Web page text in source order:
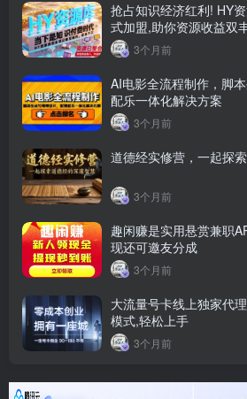
抢占知识经济红利! HY
式加盟,助你资源收益双
3个月前
AI电影全流程制作，脚
配乐一体化解决方案
3个月前
道德经实修营，一起探
3个月前
趣闲赚是实用悬赏兼职
现还可邀友分成
3个月前
大流量号卡线上独家代
模式,轻松上手
3个月前